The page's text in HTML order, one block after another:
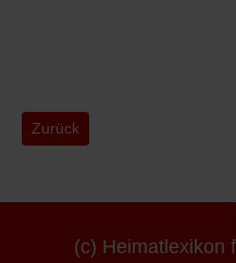
Vorheriger Beitrag: Dorffest
Zurück
(c) Heimatlexikon